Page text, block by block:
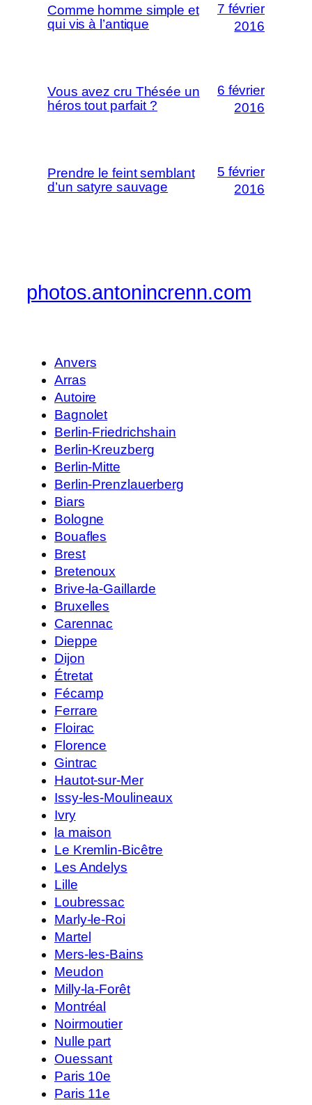
Comme homme simple et
qui vis à l’antique
7 février
2016
Vous avez cru Thésée un
héros tout parfait ?
6 février
2016
Prendre le feint semblant
d’un satyre sauvage
5 février
2016
photos.antonincrenn.com
Anvers
Arras
Autoire
Bagnolet
Berlin-Friedrichshain
Berlin-Kreuzberg
Berlin-Mitte
Berlin-Prenzlauerberg
Biars
Bologne
Bouafles
Brest
Bretenoux
Brive-la-Gaillarde
Bruxelles
Carennac
Dieppe
Dijon
Étretat
Fécamp
Ferrare
Floirac
Florence
Gintrac
Hautot-sur-Mer
Issy-les-Moulineaux
Ivry
la maison
Le Kremlin-Bicêtre
Les Andelys
Lille
Loubressac
Marly-le-Roi
Martel
Mers-les-Bains
Meudon
Milly-la-Forêt
Montréal
Noirmoutier
Nulle part
Ouessant
Paris 10e
Paris 11e